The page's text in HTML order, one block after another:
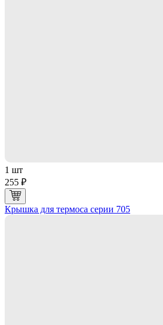
1 шт
255 ₽
Крышка для термоса серии 705